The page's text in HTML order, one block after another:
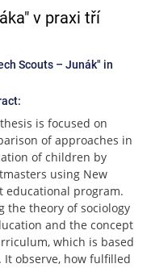
v praxi tří
Scouts – Junák" in
is focused on
of approaches in
of children by
using New
educational program.
the theory of sociology
and the concept
which is based
It observe, how fulfilled